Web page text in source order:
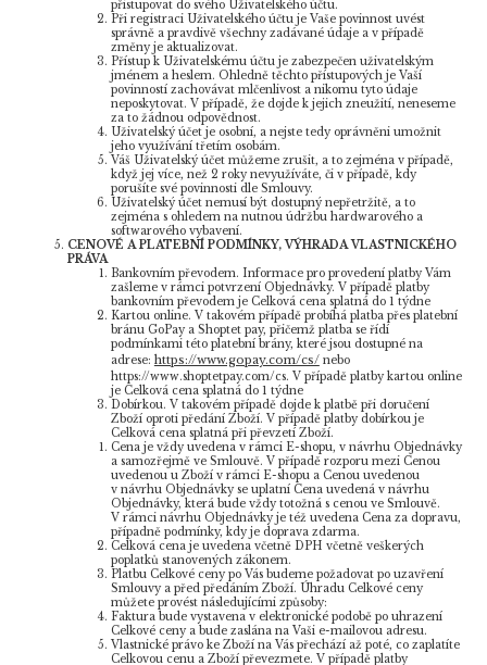
přistupovat do svého Uživatelského účtu.
Při registraci Uživatelského účtu je Vaše povinnost uvést
správně a pravdivě všechny zadávané údaje a v případě
změny je aktualizovat.
Přístup k Uživatelskému účtu je zabezpečen uživatelským
jménem a heslem. Ohledně těchto přístupových je Vaší
povinností zachovávat mlčenlivost a nikomu tyto údaje
neposkytovat. V případě, že dojde k jejich zneužití, neneseme
za to žádnou odpovědnost.
Uživatelský účet je osobní, a nejste tedy oprávněni umožnit
jeho využívání třetím osobám.
Váš Uživatelský účet můžeme zrušit, a to zejména v případě,
když jej více, než 2 roky nevyužíváte, či v případě, kdy
porušíte své povinnosti dle Smlouvy.
Uživatelský účet nemusí být dostupný nepřetržitě, a to
zejména s ohledem na nutnou údržbu hardwarového a
softwarového vybavení.
CENOVÉ A PLATEBNÍ PODMÍNKY, VÝHRADA VLASTNICKÉHO
PRÁVA
Bankovním převodem. Informace pro provedení platby Vám
zašleme v rámci potvrzení Objednávky. V případě platby
bankovním převodem je Celková cena splatná do 1 týdne
Kartou online. V takovém případě probíhá platba přes platební
bránu GoPay a Shoptet pay, přičemž platba se řídí
podmínkami této platební brány, které jsou dostupné na
adrese: https://www.gopay.com/cs/ nebo
https://www.shoptetpay.com/cs. V případě platby kartou online
je Celková cena splatná do 1 týdne
Dobírkou. V takovém případě dojde k platbě při doručení
Zboží oproti předání Zboží. V případě platby dobírkou je
Celková cena splatná při převzetí Zboží.
Cena je vždy uvedena v rámci E-shopu, v návrhu Objednávky
a samozřejmě ve Smlouvě. V případě rozporu mezi Cenou
uvedenou u Zboží v rámci E-shopu a Cenou uvedenou
v návrhu Objednávky se uplatní Cena uvedená v návrhu
Objednávky, která bude vždy totožná s cenou ve Smlouvě.
V rámci návrhu Objednávky je též uvedena Cena za dopravu,
případně podmínky, kdy je doprava zdarma.
Celková cena je uvedena včetně DPH včetně veškerých
poplatků stanovených zákonem.
Platbu Celkové ceny po Vás budeme požadovat po uzavření
Smlouvy a před předáním Zboží. Úhradu Celkové ceny
můžete provést následujícími způsoby:
Faktura bude vystavena v elektronické podobě po uhrazení
Celkové ceny a bude zaslána na Vaši e-mailovou adresu.
Vlastnické právo ke Zboží na Vás přechází až poté, co zaplatíte
Celkovou cenu a Zboží převezmete. V případě platby